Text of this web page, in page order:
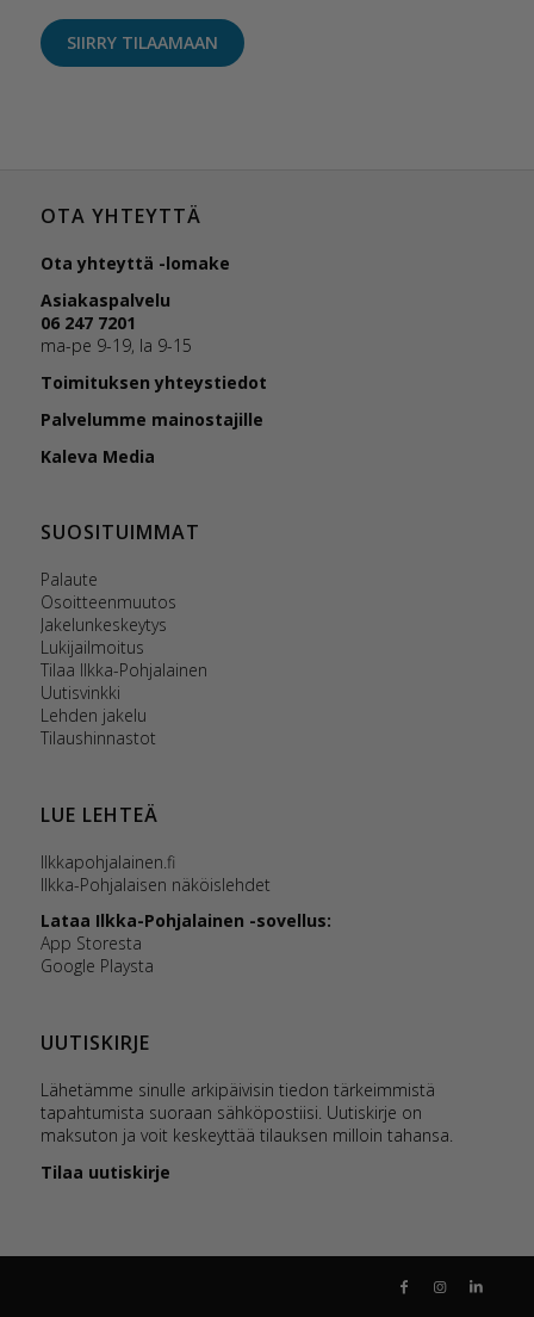
SIIRRY TILAAMAAN
OTA YHTEYTTÄ
Ota yhteyttä -lomake
Asiakaspalvelu
06 247 7201
ma-pe 9-19, la 9-15
Toimituksen yhteystiedot
Palvelumme mainostajille
Kaleva Media
SUOSITUIMMAT
Palaute
Osoitteenmuutos
Jakelunkeskeytys
Lukijailmoitus
Tilaa Ilkka-Pohjalainen
Uutisvinkki
Lehden jakelu
Tilaushinnastot
LUE LEHTEÄ
Ilkkapohjalainen.fi
Ilkka-Pohjalaisen näköislehdet
Lataa Ilkka-Pohjalainen -sovellus:
App Storesta
Google Playsta
UUTISKIRJE
Lähetämme sinulle arkipäivisin tiedon tärkeimmistä
tapahtumista suoraan sähköpostiisi. Uutiskirje on
maksuton ja voit keskeyttää tilauksen milloin tahansa.
Tilaa uutiskirje